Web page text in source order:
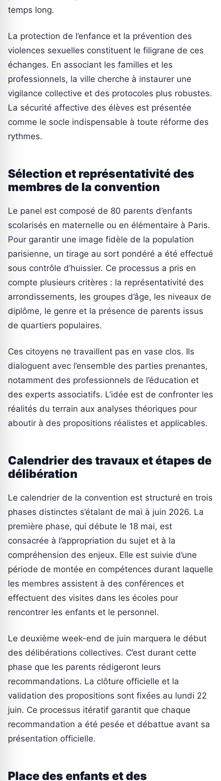
temps long.
La protection de l’enfance et la prévention des
violences sexuelles constituent le filigrane de ces
échanges. En associant les familles et les
professionnels, la ville cherche à instaurer une
vigilance collective et des protocoles plus robustes.
La sécurité affective des élèves est présentée
comme le socle indispensable à toute réforme des
rythmes.
Sélection et représentativité des
membres de la convention
Le panel est composé de 80 parents d’enfants
scolarisés en maternelle ou en élémentaire à Paris.
Pour garantir une image fidèle de la population
parisienne, un tirage au sort pondéré a été effectué
sous contrôle d’huissier. Ce processus a pris en
compte plusieurs critères : la représentativité des
arrondissements, les groupes d’âge, les niveaux de
diplôme, le genre et la présence de parents issus
de quartiers populaires.
Ces citoyens ne travaillent pas en vase clos. Ils
dialoguent avec l’ensemble des parties prenantes,
notamment des professionnels de l’éducation et
des experts associatifs. L’idée est de confronter les
réalités du terrain aux analyses théoriques pour
aboutir à des propositions réalistes et applicables.
Calendrier des travaux et étapes de
délibération
Le calendrier de la convention est structuré en trois
phases distinctes s’étalant de mai à juin 2026. La
première phase, qui débute le 18 mai, est
consacrée à l’appropriation du sujet et à la
compréhension des enjeux. Elle est suivie d’une
période de montée en compétences durant laquelle
les membres assistent à des conférences et
effectuent des visites dans les écoles pour
rencontrer les enfants et le personnel.
Le deuxième week-end de juin marquera le début
des délibérations collectives. C’est durant cette
phase que les parents rédigeront leurs
recommandations. La clôture officielle et la
validation des propositions sont fixées au lundi 22
juin. Ce processus itératif garantit que chaque
recommandation a été pesée et débattue avant sa
présentation officielle.
Place des enfants et des